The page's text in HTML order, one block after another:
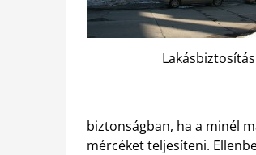
Lakásbiztosítás
biztonságban, ha a minél
mércéket teljesíteni.